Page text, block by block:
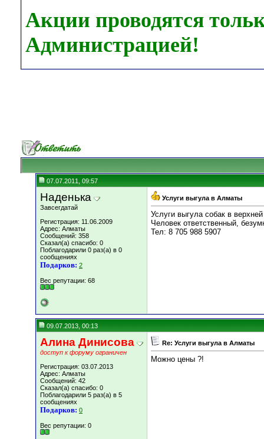
Акции проводятся
Администрацией!
07.07.2011, 09:57
Наденька
Завсегдатай
Регистрация: 11.06.2009
Адрес: Алматы
Сообщений: 358
Сказал(а) спасибо: 0
Поблагодарили 0 раз(а) в 0
сообщениях
Подарков: 2
Вес репутации: 68
Услуги выгула в Алматы
Услуги выгула собак в
Человек ответственный,
Тел: 8 705 988 5907
09.07.2013, 00:13
Алина Динисова
доступ к форуму ограничен
Регистрация: 03.07.2013
Адрес: Алматы
Сообщений: 42
Сказал(а) спасибо: 0
Поблагодарили 5 раз(а) в 5
сообщениях
Подарков: 0
Вес репутации: 0
Re: Услуги выгула в Алматы
Можно цены ?!